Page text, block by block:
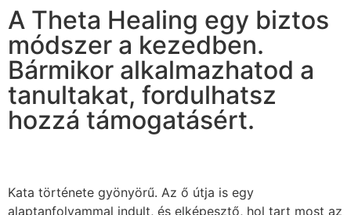
A Theta Healing egy biztos
módszer a kezedben.
Bármikor alkalmazhatod a
tanultakat, fordulhatsz
hozzá támogatásért.
Kata története gyönyörű. Az ő útja is egy
alaptanfolyammal indult, és elképesztő, hol tart most az